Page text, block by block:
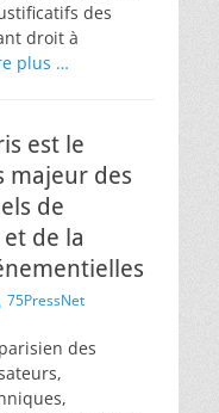
des
droit à
plus …
est le
majeur des
de
de la
75PressNet
des